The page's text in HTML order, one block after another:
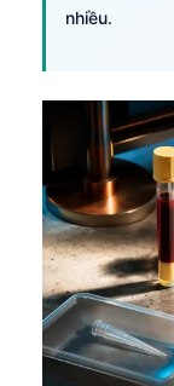
nhiều.